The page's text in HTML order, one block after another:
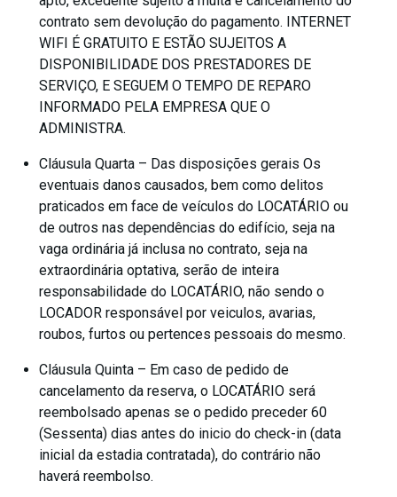
contrato sem devolução do pagamento. INTERNET
WIFI É GRATUITO E ESTÃO SUJEITOS A
DISPONIBILIDADE DOS PRESTADORES DE
SERVIÇO, E SEGUEM O TEMPO DE REPARO
INFORMADO PELA EMPRESA QUE O
ADMINISTRA.
Cláusula Quarta – Das disposições gerais Os
eventuais danos causados, bem como delitos
praticados em face de veículos do LOCATÁRIO ou
de outros nas dependências do edifício, seja na
vaga ordinária já inclusa no contrato, seja na
extraordinária optativa, serão de inteira
responsabilidade do LOCATÁRIO, não sendo o
LOCADOR responsável por veiculos, avarias,
roubos, furtos ou pertences pessoais do mesmo.
Cláusula Quinta – Em caso de pedido de
cancelamento da reserva, o LOCATÁRIO será
reembolsado apenas se o pedido preceder 60
(Sessenta) dias antes do inicio do check-in (data
inicial da estadia contratada), do contrário não
haverá reembolso.